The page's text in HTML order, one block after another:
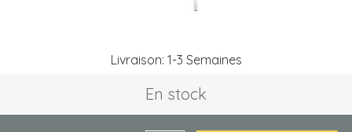
Livraison: 1-3 Semaines
En stock